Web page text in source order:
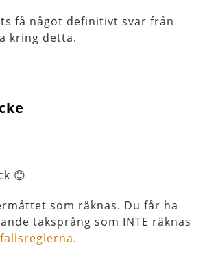
få något definitivt svar från
kring detta.
😊
som räknas. Du får ha
taksprång som INTE räknas
.